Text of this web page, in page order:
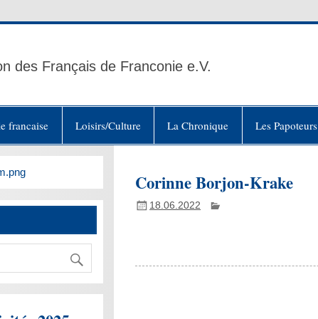
des Français de Franconie e.V.
francaise Loisirs/Culture La Chronique Les Papoteurs
Corinne Borjon-Krake
18.06.2022